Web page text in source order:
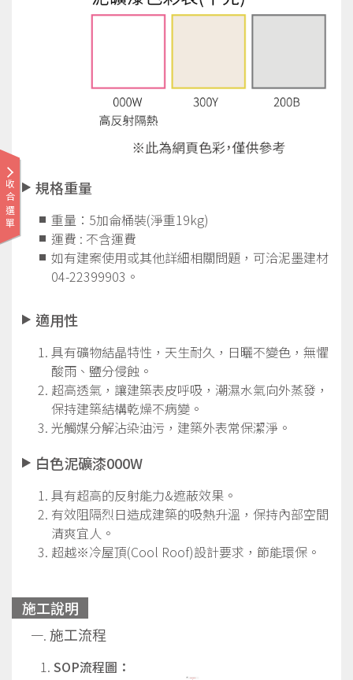
收合選單 規格重量
重量：5加侖桶裝(淨重19kg)
運費 : 不含運費
如有建案使用或其他詳細相關問題， 可洽泥墨建材
04-22399903。
適用性
具有礦物結晶特性，天生耐久，日曬不變色，無懼
酸雨、鹽分侵蝕。
超高透氣，讓建築表皮呼吸，潮濕水氣向外蒸發，
保持建築結構乾燥不病變。
光觸媒分解沾染油污，建築外表常保潔淨。
白色泥礦漆000W
具有超高的反射能力&遮蔽效果。
有效阻隔烈日造成建築的吸熱升溫，保持內部空間
清爽宜人。
超越※冷屋頂(Cool Roof)設計要求，節能環保。
施工說明
施工流程
SOP流程圖：